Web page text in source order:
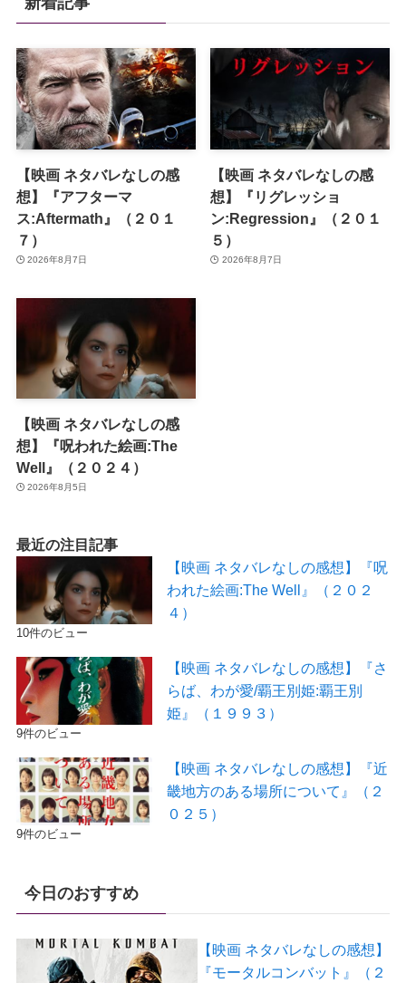
【映画 ネタバレなしの感
想】『アフターマ
ス:Aftermath』（２０１
７）
2026年8月7日
【映画 ネタバレなしの感
想】『リグレッショ
ン:Regression』（２０１
５）
2026年8月7日
【映画 ネタバレなしの感
想】『呪われた絵画:The
Well』（２０２４）
2026年8月5日
最近の注目記事
【映画 ネタバレなしの感想】『呪
われた絵画:The Well』（２０２
４）
10件のビュー
【映画 ネタバレなしの感想】『さ
らば、わが愛/覇王別姫:覇王別
姫』（１９９３）
9件のビュー
【映画 ネタバレなしの感想】『近
畿地方のある場所について』（２
０２５）
9件のビュー
今日のおすすめ
【映画 ネタバレなしの感想】
『モータルコンバット』（２